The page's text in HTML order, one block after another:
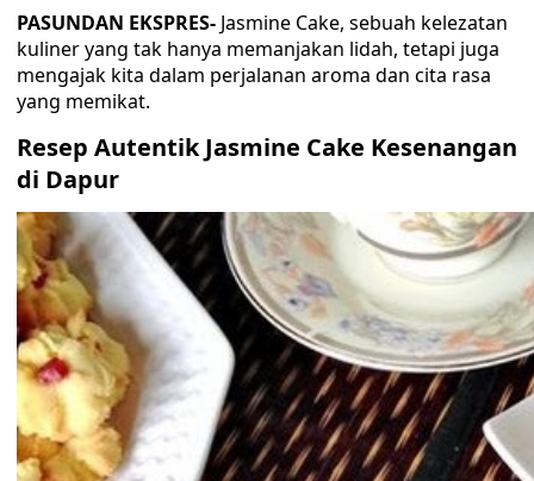
PASUNDAN EKSPRES- Jasmine Cake, sebuah kelezatan
kuliner yang tak hanya memanjakan lidah, tetapi juga
mengajak kita dalam perjalanan aroma dan cita rasa
yang memikat.
Resep Autentik Jasmine Cake Kesenangan
di Dapur